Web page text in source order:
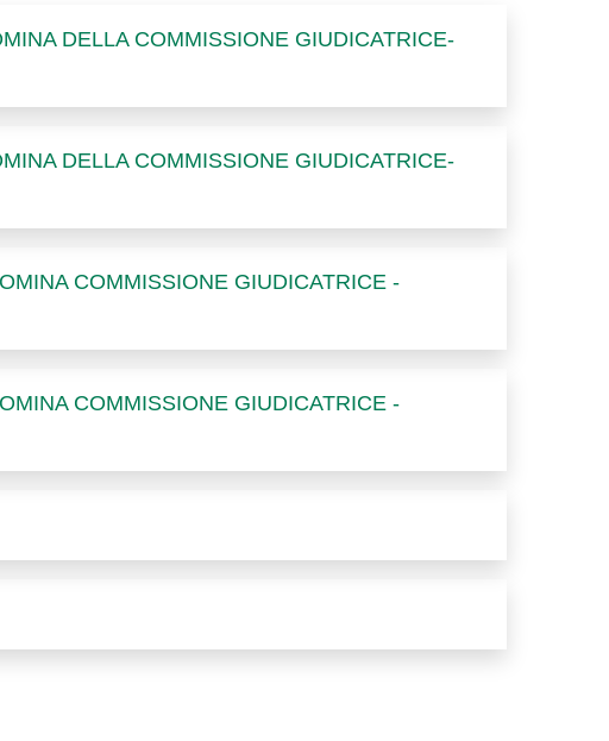
DELLA COMMISSIONE GIUDICATRICE-
DELLA COMMISSIONE GIUDICATRICE-
COMMISSIONE GIUDICATRICE -
COMMISSIONE GIUDICATRICE -